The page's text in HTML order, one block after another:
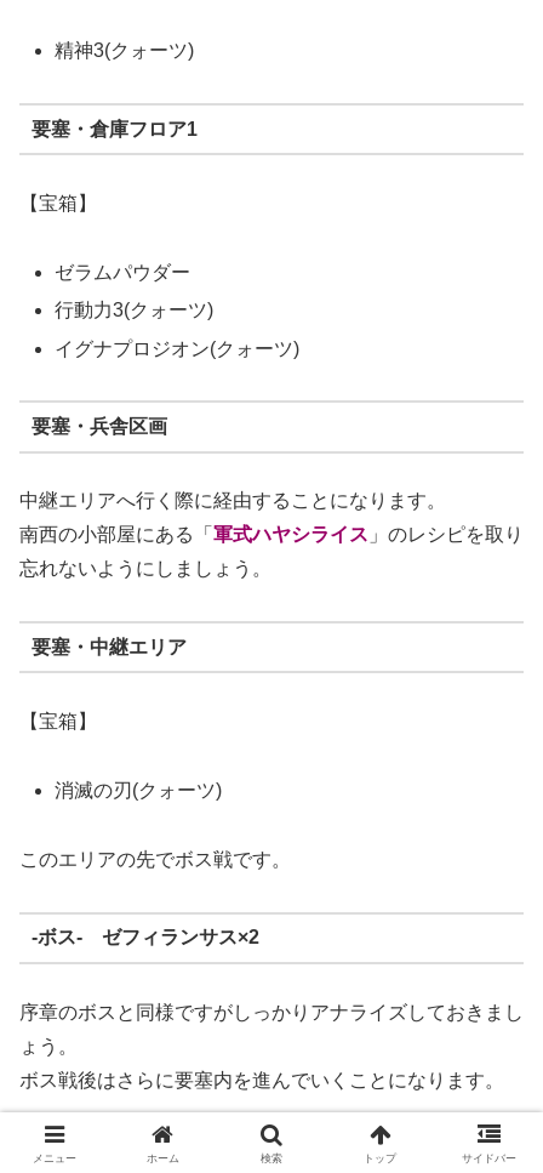
精神3(クォーツ)
要塞・倉庫フロア1
【宝箱】
ゼラムパウダー
行動力3(クォーツ)
イグナプロジオン(クォーツ)
要塞・兵舎区画
中継エリアへ行く際に経由することになります。
南西の小部屋にある「 軍式ハヤシライス 」のレシピを取り
忘れないようにしましょう。
要塞・中継エリア
【宝箱】
消滅の刃(クォーツ)
このエリアの先でボス戦です。
-ボス- ゼフィランサス×2
序章のボスと同様ですがしっかりアナライズしておきまし
ょう。
ボス戦後はさらに要塞内を進んでいくことになります。
【宝箱】
メニュー ホーム 検索 トップ サイドバー